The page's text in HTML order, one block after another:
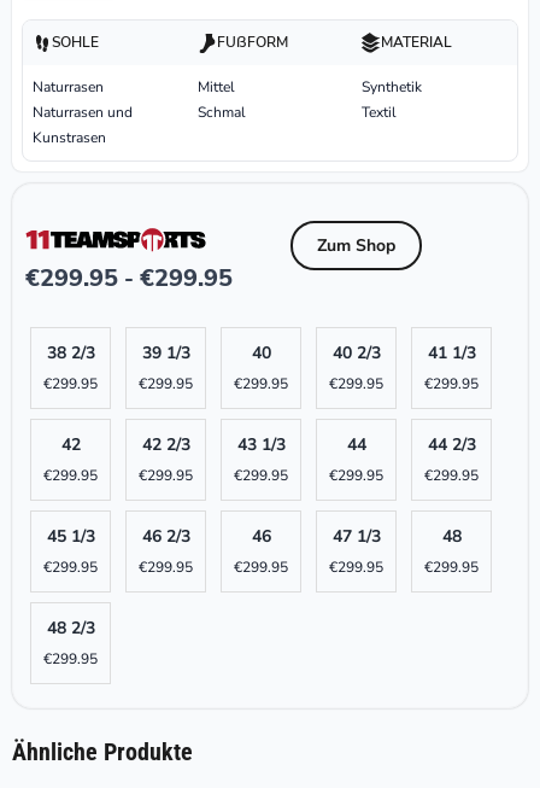
SOHLE
Naturrasen
Naturrasen und
Kunstrasen
FUßFORM
Mittel
Schmal
MATERIAL
Synthetik
Textil
€299.95 - €299.95
Zum Shop
38 2/3
€299.95
39 1/3
€299.95
40
€299.95
40 2/3
€299.95
41 1/3
€299.95
42
€299.95
42 2/3
€299.95
43 1/3
€299.95
44
€299.95
44 2/3
€299.95
45 1/3
€299.95
46 2/3
€299.95
46
€299.95
47 1/3
€299.95
48
€299.95
48 2/3
€299.95
Ähnliche Produkte